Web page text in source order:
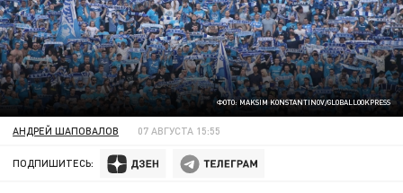
ФОТО: MAKSIM KONSTANTINOV/GLOBALLOOKPRESS
АНДРЕЙ ШАПОВАЛОВ 07 АВГУСТА 15:55
ПОДПИШИТЕСЬ: